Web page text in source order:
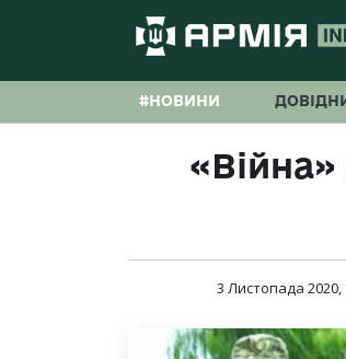
#НОВИНИ
3 Листопада 2020,